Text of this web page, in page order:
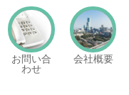
お問い合
わせ
会社概要